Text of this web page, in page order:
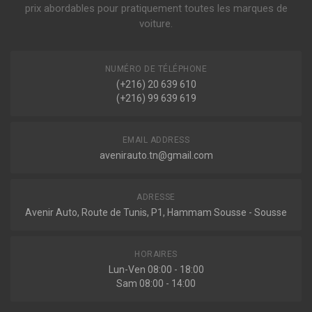
S5 QUATTRO 354ch ( 07-2016 > en cours )
S5 QUATTRO 354ch ( 09-2016 > en cours )
1.4 TFSI 150ch ( 01-2017 > 02-2020 )
prix abordables pour pratiquement toutes les marques de
voiture.
NUMÉRO DE TÉLÉPHONE
(+216) 20 639 610
(+216) 99 639 619
EMAIL ADDRESS
avenirauto.tn@gmail.com
ADRESSE
Avenir Auto, Route de Tunis, P1, Hammam Sousse - Sousse
HORAIRES
Lun-Ven 08:00 - 18:00
Sam 08:00 - 14:00